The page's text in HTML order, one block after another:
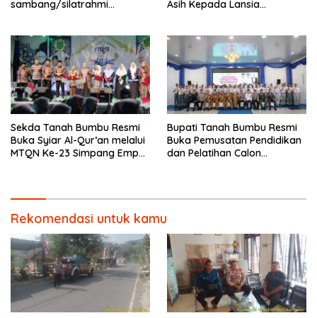
sambang/silatrahmi
BEYOND TRUST PRESISI
Asih Kepada Lansia
Sekda Tanah Bumbu Resmi
Buka Syiar Al-Qur’an melalui
MTQN Ke-23 Simpang Empat
Bupati Tanah Bumbu Resmi
Buka Pemusatan Pendidikan
dan Pelatihan Calon
Rekomendasi untuk kamu